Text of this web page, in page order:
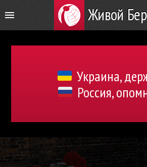
Живой
Украина,
Россия,